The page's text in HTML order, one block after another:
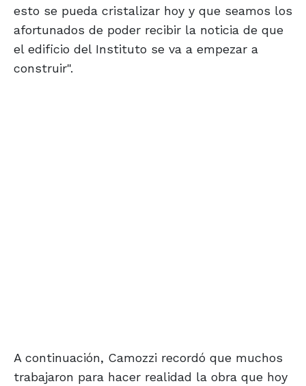
esto se pueda cristalizar hoy y que seamos los
afortunados de poder recibir la noticia de que
el edificio del Instituto se va a empezar a
construir".
A continuación, Camozzi recordó que muchos
trabajaron para hacer realidad la obra que hoy